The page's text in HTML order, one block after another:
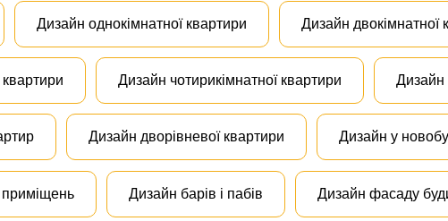
Дизайн однокімнатної квартири Дизайн двокімнатної
Дизайн чотирикімнатної квартири Дизайн
Дизайн дворівневої квартири Дизайн у
Дизайн барів і пабів Дизайн фасаду